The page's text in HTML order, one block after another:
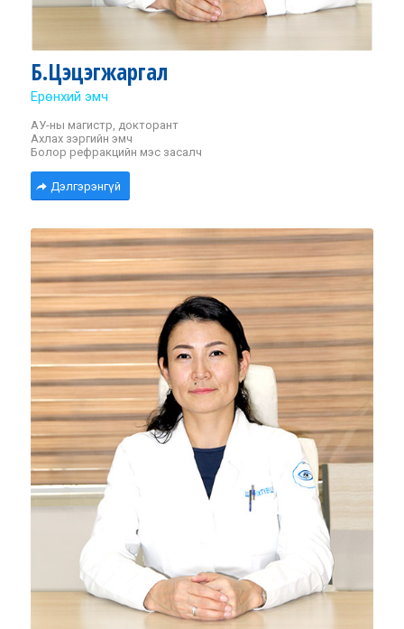
Б.Цэцэгжаргал
Ерөнхий эмч
АУ-ны магистр, докторант
Ахлах зэргийн эмч
Болор рефракцийн мэс засалч
Дэлгэрэнгүй